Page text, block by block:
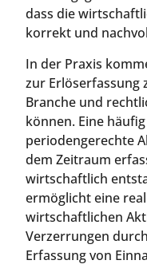
dass die
korrekt und
In der Praxis
zur Erlöserfassung
Branche und
können. Eine
periodengerechte
dem Zeitraum
wirtschaftlich
ermöglicht eine
wirtschaftlichen
Verzerrungen
Erfassung von